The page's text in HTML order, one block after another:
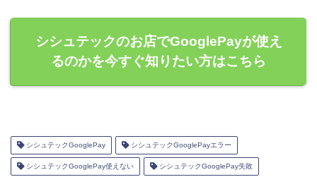
シシュテックのお店でGooglePayが使え
るのかを今すぐ知りたい方はこちら
シシュテックGooglePay シシュテックGooglePayエラー
シシュテックGooglePay使えない シシュテックGooglePay失敗